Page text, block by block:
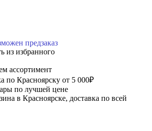
предзаказ
из избранного
ассортимент
по Красноярску от 5 000₽
по лучшей цене
в Красноярске, доставка по всей